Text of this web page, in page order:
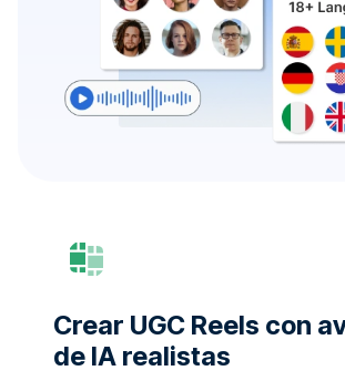
Crear UGC Reels con
de IA realistas